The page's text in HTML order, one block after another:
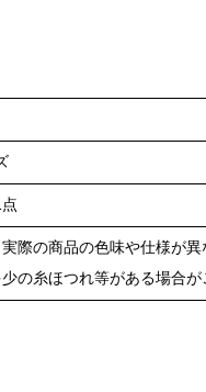
際の商品の色味や仕様が異
の糸ほつれ等がある場合が